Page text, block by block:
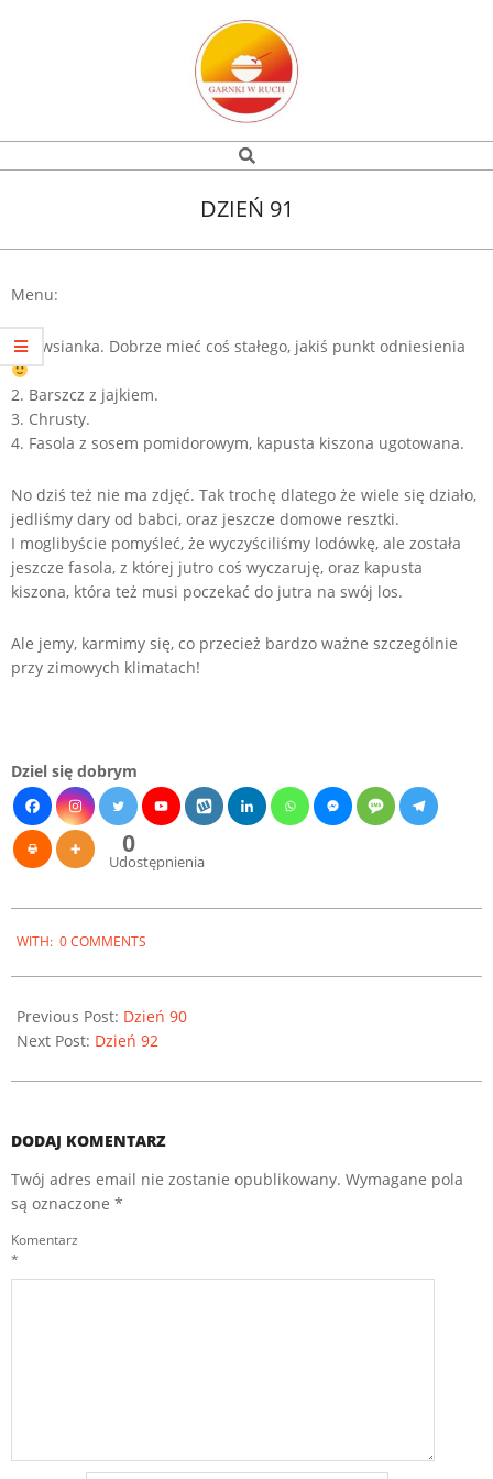
Garnki
ruch
Search
DZIEŃ 91
Menu:
1. Owsianka. Dobrze mieć coś stałego, jakiś punkt odniesienia
2. Barszcz z jajkiem.
3. Chrusty.
4. Fasola z sosem pomidorowym, kapusta kiszona ugotowana.
No dziś też nie ma zdjęć. Tak trochę dlatego że wiele się działo,
jedliśmy dary od babci, oraz jeszcze domowe resztki.
I moglibyście pomyśleć, że wyczyściliśmy lodówkę, ale została
jeszcze fasola, z której jutro coś wyczaruję, oraz kapusta
kiszona, która też musi poczekać do jutra na swój los.
Ale jemy, karmimy się, co przecież bardzo ważne szczególnie
przy zimowych klimatach!
Dziel się dobrym
0
Udostępnienia
02-
WITH: 0 COMMENTS
Previous Post: Dzień 90
Next Post: Dzień 92
DODAJ KOMENTARZ
Twój adres email nie zostanie opublikowany. Wymagane pola
są oznaczone *
Komentarz
*